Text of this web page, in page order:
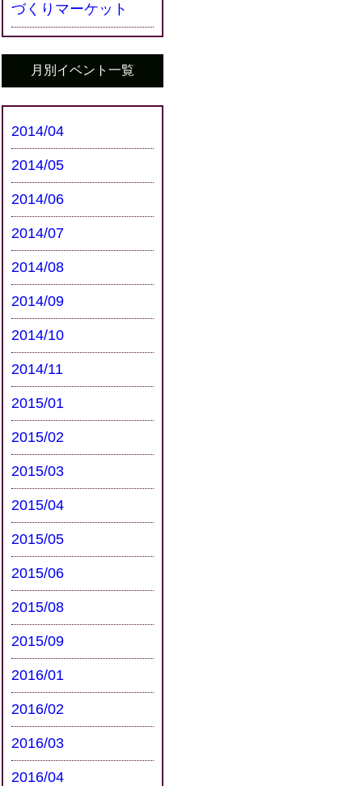
づくりマーケット
月別イベント一覧
2014/04
2014/05
2014/06
2014/07
2014/08
2014/09
2014/10
2014/11
2015/01
2015/02
2015/03
2015/04
2015/05
2015/06
2015/08
2015/09
2016/01
2016/02
2016/03
2016/04